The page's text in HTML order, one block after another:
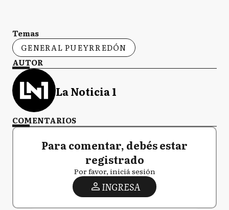
Temas
GENERAL PUEYRREDÓN
AUTOR
La Noticia 1
COMENTARIOS
Para comentar, debés estar
registrado
Por favor, iniciá sesión
INGRESA